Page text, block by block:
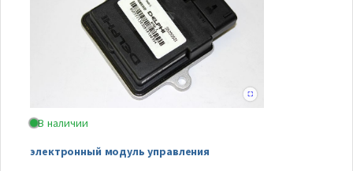
В наличии
электронный модуль управления